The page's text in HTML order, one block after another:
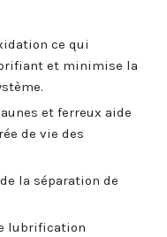
ce qui
et minimise la
et ferreux aide
de vie des
la séparation de
lubrification